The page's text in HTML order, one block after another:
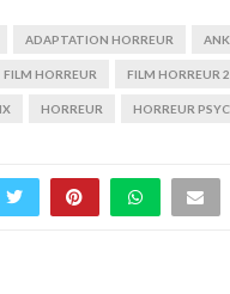
ADAPTATION HORREUR
FILM HORREUR FILM HORREUR
HORREUR HORREUR